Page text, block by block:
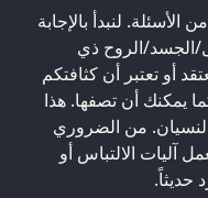
لنبدأ بالإجابة
الجسد/الروح ذي
أو تعتبر أن كثافتكم
يمكنك أن تصفها. هذا
من الضروري
آليات الالتباس أو
حديثاً.